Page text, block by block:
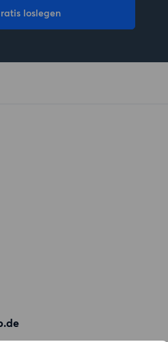
loslegen